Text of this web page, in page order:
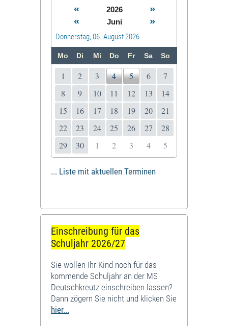
« 2026
»
«
Juni »
Donnerstag, 06. August 2026
Mo Di Mi Do Fr Sa So
1 2 3 4 5 6
7
8
9 10 11 12 13
14
15
16 17 18 19 20
21
22
23 24 25 26 27
28
29
30 1 2 3 4 5
... Liste mit aktuellen Terminen
Einschreibung für das
Schuljahr 2026/27
Sie wollen Ihr Kind noch für das
kommende Schuljahr an der MS
Deutschkreutz einschreiben lassen?
Dann zögern Sie nicht und klicken Sie
hier...